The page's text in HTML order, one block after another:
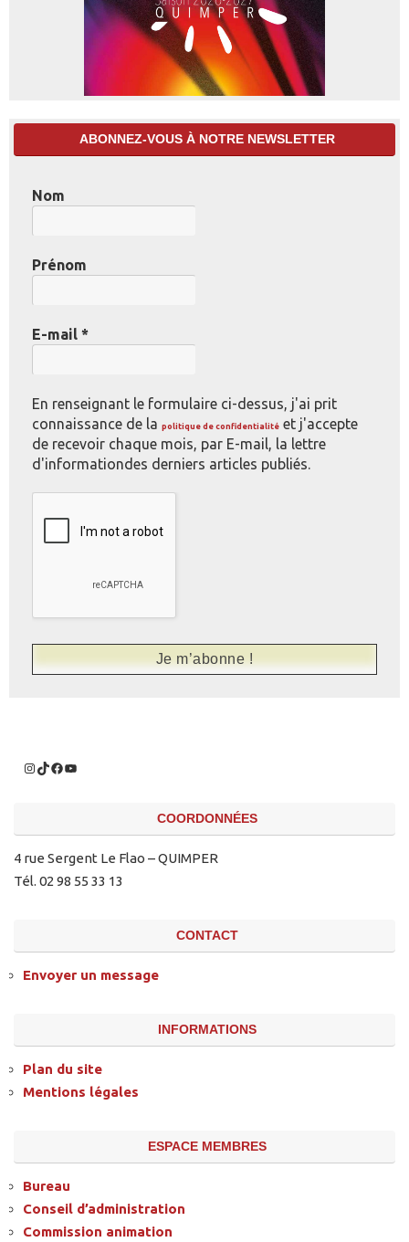
ABONNEZ-VOUS À NOTRE NEWSLETTER
Nom
Prénom
E-mail *
En renseignant le formulaire ci-dessus, j'ai prit
connaissance de la politique de confidentialité et j'accepte
de recevoir chaque mois, par E-mail, la lettre
d'informationdes derniers articles publiés.
COORDONNÉES
4 rue Sergent Le Flao – QUIMPER
Tél. 02 98 55 33 13
CONTACT
Envoyer un message
INFORMATIONS
Plan du site
Mentions légales
ESPACE MEMBRES
Bureau
Conseil d’administration
Commission animation